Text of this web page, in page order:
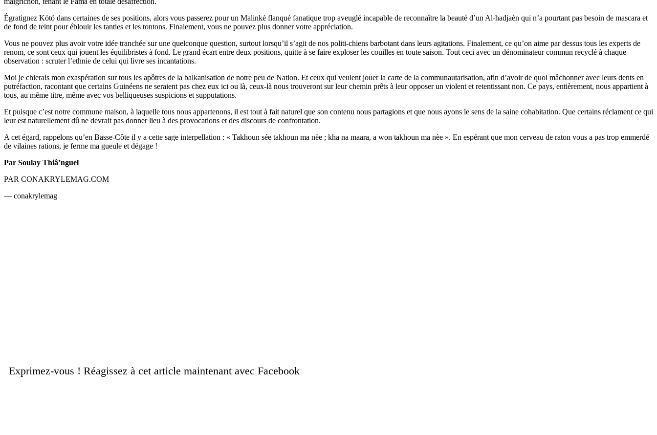
Égratignez Kötö dans certaines de ses positions, alors vous passerez pour un Malinké flanqué fanatique trop aveuglé incapable de reconnaître la beauté d’un Al-hadjaèn qui n’a pourtant pas besoin de mascara et
de fond de teint pour éblouir les tanties et les tontons. Finalement, vous ne pouvez plus donner votre appréciation.
Vous ne pouvez plus avoir votre idée tranchée sur une quelconque question, surtout lorsqu’il s’agit de nos politi-chiens barbotant dans leurs agitations. Finalement, ce qu’on aime par dessus tous les experts de
renom, ce sont ceux qui jouent les équilibristes à fond. Le grand écart entre deux positions, quitte à se faire exploser les couilles en toute saison. Tout ceci avec un dénominateur commun recyclé à chaque
observation : scruter l’ethnie de celui qui livre ses incantations.
Moi je chierais mon exaspération sur tous les apôtres de la balkanisation de notre peu de Nation. Et ceux qui veulent jouer la carte de la communautarisation, afin d’avoir de quoi mâchonner avec leurs dents en
putréfaction, racontant que certains Guinéens ne seraient pas chez eux ici ou là, ceux-là nous trouveront sur leur chemin prêts à leur opposer un violent et retentissant non. Ce pays, entièrement, nous appartient à
tous, au même titre, même avec vos belliqueuses suspicions et supputations.
Et puisque c’est notre commune maison, à laquelle tous nous appartenons, il est tout à fait naturel que son contenu nous partagions et que nous ayons le sens de la saine cohabitation. Que certains réclament ce qui
leur est naturellement dû ne devrait pas donner lieu à des provocations et des discours de confrontation.
A cet égard, rappelons qu’en Basse-Côte il y a cette sage interpellation : « Takhoun sée takhoun ma nèe ; kha na maara, a won takhoun ma nèe ». En espérant que mon cerveau de raton vous a pas trop emmerdé
de vilaines rations, je ferme ma gueule et dégage !
Par Soulay Thiâ’nguel
PAR CONAKRYLEMAG.COM
— conakrylemag
Exprimez-vous ! Réagissez à cet article maintenant avec Facebook